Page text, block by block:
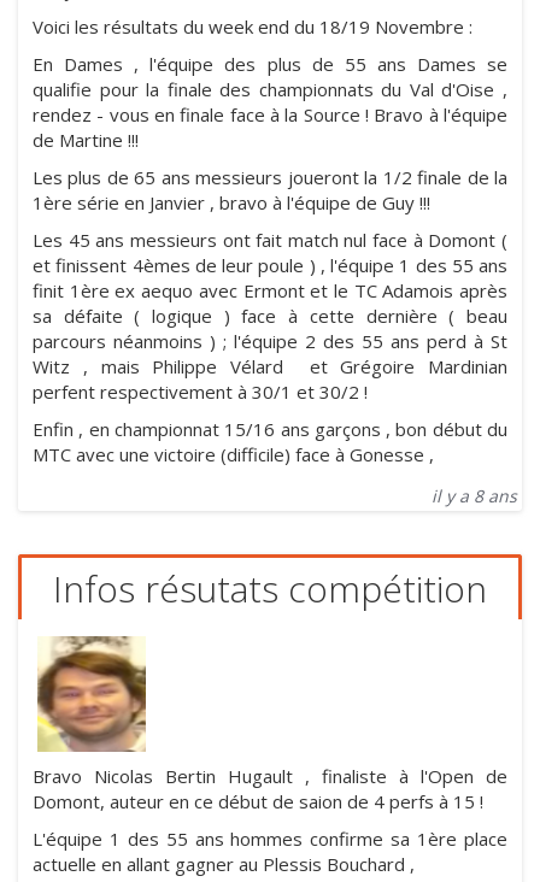
Voici les résultats du week end du 18/19 Novembre :
En Dames , l'équipe des plus de 55 ans Dames se
qualifie pour la finale des championnats du Val d'Oise ,
rendez - vous en finale face à la Source ! Bravo à l'équipe
de Martine !!!
Les plus de 65 ans messieurs joueront la 1/2 finale de la
1ère série en Janvier , bravo à l'équipe de Guy !!!
Les 45 ans messieurs ont fait match nul face à Domont (
et finissent 4èmes de leur poule ) , l'équipe 1 des 55 ans
finit 1ère ex aequo avec Ermont et le TC Adamois après
sa défaite ( logique ) face à cette dernière ( beau
parcours néanmoins ) ; l'équipe 2 des 55 ans perd à St
Witz , mais Philippe Vélard et Grégoire Mardinian
perfent respectivement à 30/1 et 30/2 !
Enfin , en championnat 15/16 ans garçons , bon début du
MTC avec une victoire (difficile) face à Gonesse ,
il y a 8 ans
Infos résutats compétition
Bravo Nicolas Bertin Hugault , finaliste à l'Open de
Domont, auteur en ce début de saion de 4 perfs à 15 !
L'équipe 1 des 55 ans hommes confirme sa 1ère place
actuelle en allant gagner au Plessis Bouchard ,